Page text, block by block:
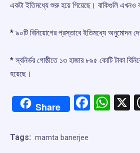
একটা ইতিমধ্যে শুরু হয়ে গিয়েছে। বাকিগুলি এখনও
* ৯০টি বিনিয়োগের প্রস্তাবে ইতিমধ্যে অনুমোদন
* স্বনির্ভর গোষ্ঠীতে ১৩ হাজার ৮৯৫ কোটি টাকা
হয়েছে।
Share X
Tags: mamta banerjee